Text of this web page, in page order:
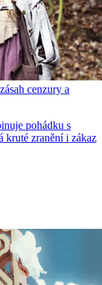
cenzury a
pohádku s
kruté zranění i zákaz